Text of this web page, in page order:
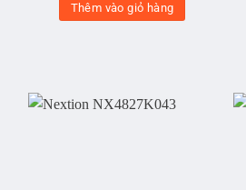
Thêm vào giỏ hàng